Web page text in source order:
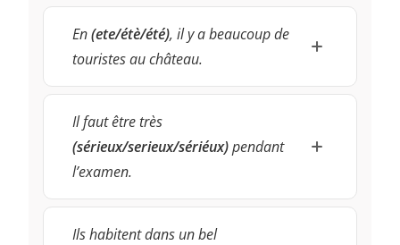
En(ete/étè/été), il y a beaucoup de
touristes au château.
Il faut être très
(sérieux/serieux/sériéux)pendant
l’examen.
Ils habitent dans un bel